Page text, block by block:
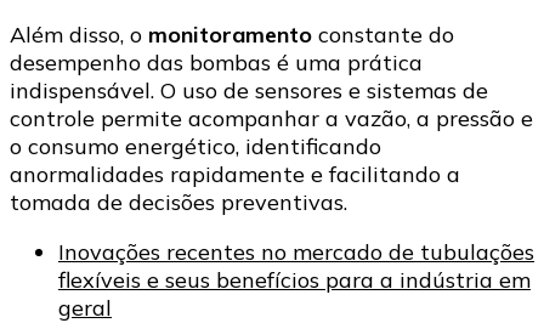
Além disso, o monitoramento constante do
desempenho das bombas é uma prática
indispensável. O uso de sensores e sistemas de
controle permite acompanhar a vazão, a pressão e
o consumo energético, identificando
anormalidades rapidamente e facilitando a
tomada de decisões preventivas.
Inovações recentes no mercado de tubulações
flexíveis e seus benefícios para a indústria em
geral